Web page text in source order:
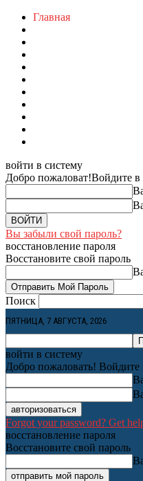
Главная
войти в систему
Добро пожаловат!Войдите в
Вы забыли свой пароль?
восстановление пароля
Восстановите свой пароль
Поиск
ПЯТНИЦА, 7 АВГУСТА, 2026
войти в систему
Добро пожаловать!
Forgot your password? Get
восстановление пароля
Восстановите свой пароль